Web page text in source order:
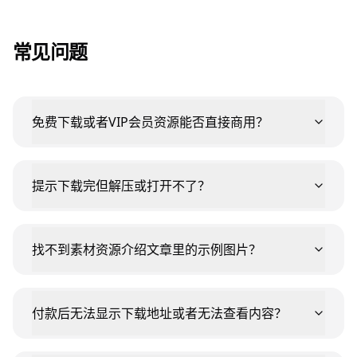
常见问题
免费下载或者VIP会员资源能否直接商用？
提示下载完但解压或打开不了？
找不到素材资源介绍文章里的示例图片？
付款后无法显示下载地址或者无法查看内容？